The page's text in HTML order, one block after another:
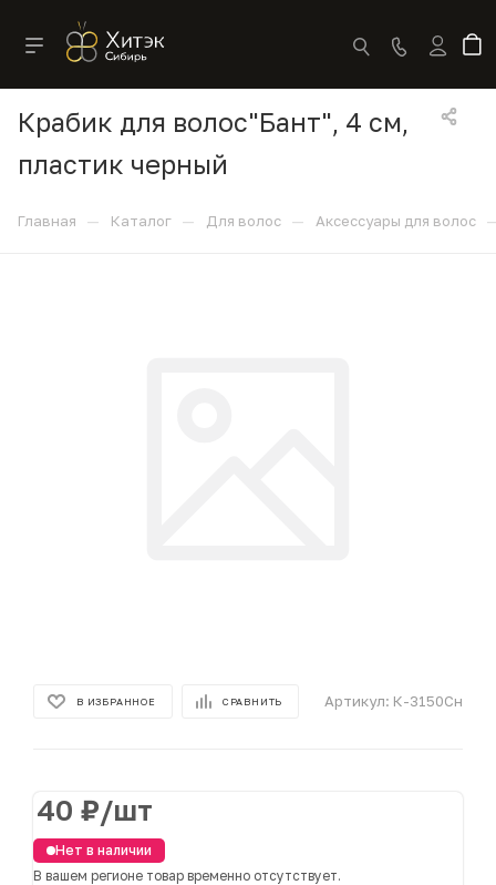
Крабик для волос"Бант", 4 см,
пластик черный
Главная — Каталог — Для волос — Аксессуары для волос
В ИЗБРАННОЕ СРАВНИТЬ Артикул: К-3150Сн
40 ₽/шт
Нет в наличии
В вашем регионе товар временно отсутствует.